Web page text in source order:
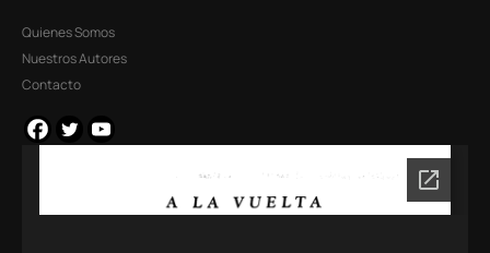
Quienes Somos
Nuestros Autores
Contacto